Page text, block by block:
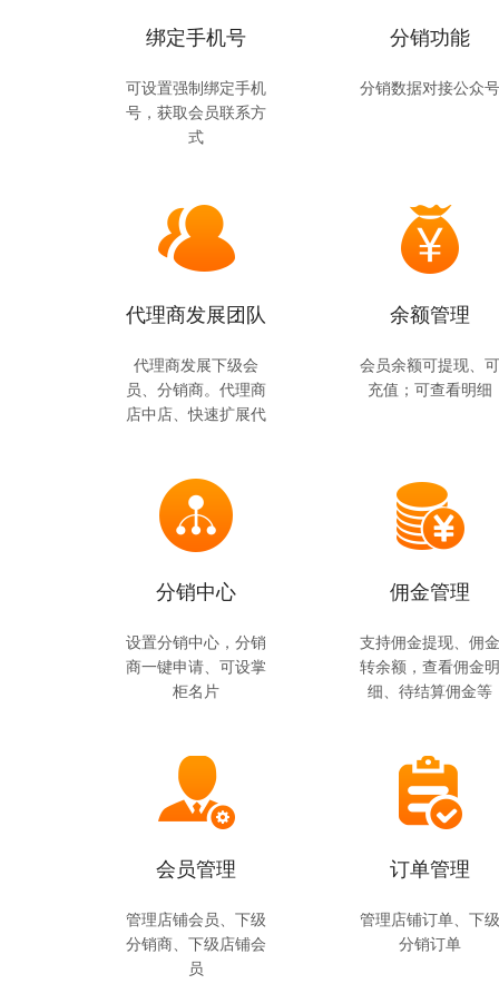
绑定手机号
可设置强制绑定手机
号，获取会员联系方
式
分销功能
分销数据对接公众号
代理商发展团队
代理商发展下级会
员、分销商。代理商
店中店、快速扩展代
余额管理
会员余额可提现、可
充值；可查看明细
分销中心
设置分销中心，分销
商一键申请、可设掌
柜名片
佣金管理
支持佣金提现、佣金
转余额，查看佣金明
细、待结算佣金等
会员管理
管理店铺会员、下级
分销商、下级店铺会
员
订单管理
管理店铺订单、下级
分销订单